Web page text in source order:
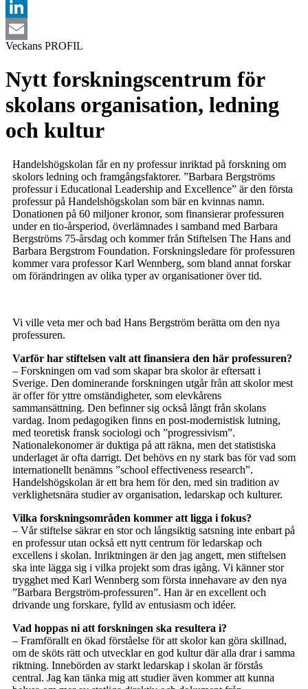
Twitter
LinkedIn
Email
Veckans PROFIL
Nytt forskningscentrum för
skolans organisation, ledning
och kultur
Handelshögskolan får en ny professur inriktad på forskning om
skolors ledning och framgångsfaktorer. ”Barbara Bergströms
professur i Educational Leadership and Excellence” är den första
professur på Handelshögskolan som bär en kvinnas namn.
Donationen på 60 miljoner kronor, som finansierar professuren
under en tio-årsperiod, överlämnades i samband med Barbara
Bergströms 75-årsdag och kommer från Stiftelsen The Hans and
Barbara Bergstrom Foundation. Forskningsledare för professuren
kommer vara professor Karl Wennberg, som bland annat forskar
om förändringen av olika typer av organisationer över tid.
Vi ville veta mer och bad Hans Bergström berätta om den nya
professuren.
Varför har stiftelsen valt att finansiera den här professuren?
– Forskningen om vad som skapar bra skolor är eftersatt i
Sverige. Den dominerande forskningen utgår från att skolor mest
är offer för yttre omständigheter, som elevkårens
sammansättning. Den befinner sig också långt från skolans
vardag. Inom pedagogiken finns en post-modernistisk lutning,
med teoretisk fransk sociologi och ”progressivism”.
Nationalekonomer är duktiga på att räkna, men det statistiska
underlaget är ofta darrigt. Det behövs en ny stark bas för vad som
internationellt benämns ”school effectiveness research”.
Handelshögskolan är ett bra hem för den, med sin tradition av
verklighetsnära studier av organisation, ledarskap och kulturer.
Vilka forskningsområden kommer att ligga i fokus?
– Vår stiftelse säkrar en stor och långsiktig satsning inte enbart på
en professur utan också ett nytt centrum för ledarskap och
excellens i skolan. Inriktningen är den jag angett, men stiftelsen
ska inte lägga sig i vilka projekt som dras igång. Vi känner stor
trygghet med Karl Wennberg som första innehavare av den nya
”Barbara Bergström-professuren”. Han är en excellent och
drivande ung forskare, fylld av entusiasm och idéer.
Vad hoppas ni att forskningen ska resultera i?
– Framförallt en ökad förståelse för att skolor kan göra skillnad,
om de sköts rätt och utvecklar en god kultur där alla drar i samma
riktning. Innebörden av starkt ledarskap i skolan är förstås
central. Jag kan tänka mig att studier även kommer att kunna